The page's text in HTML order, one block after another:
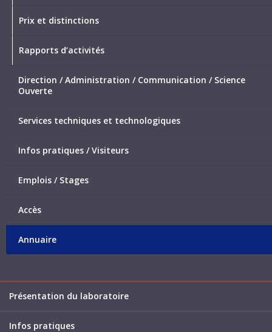
Prix et distinctions
Rapports d’activités
Direction / Administration / Communication / Science
Ouverte
Services techniques et technologiques
Infos pratiques / Visiteurs
Emplois / Stages
Accès
Annuaire
Présentation du laboratoire
Infos pratiques